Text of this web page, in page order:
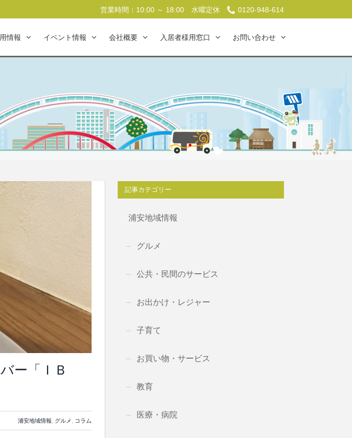
営業時間：10:00 ～ 18:00 水曜定休 0120-948-614
情報 イベント情報 会社概要 入居者様用窓口 お問い合わせ
ー「ＩＢ
浦安地域情報 グルメ コラム
記事カテゴリー
浦安地域情報
グルメ
公共・民間のサービス
お出かけ・レジャー
子育て
お買い物・サービス
教育
医療・病院